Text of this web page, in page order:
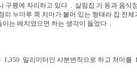
구릉에 자리하고 있다 . 살림집 가 동과 음식
의 누마루 쪽 처마가 붙어 있는 형태라 집 전
는 배치였으면 하는 생각이 들었다 .
1,350 밀리미터인 사분변작으로 하고 처마를